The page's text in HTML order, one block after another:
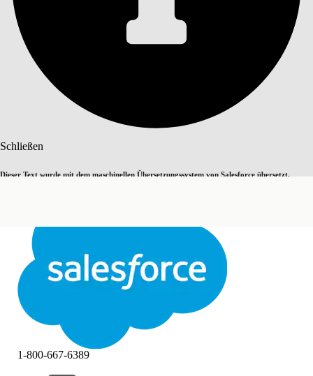
Schließen
Dieser Text wurde mit dem maschinellen Übersetzungssystem von Salesforce übersetzt.
Schließen
1-800-667-6389